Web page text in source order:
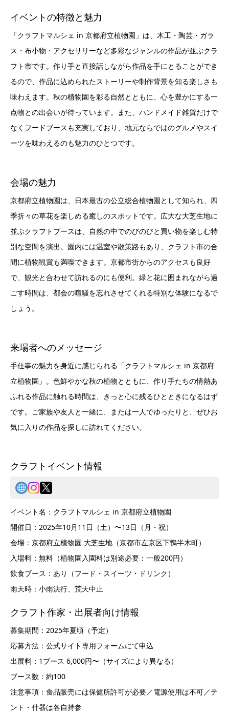
イベントの特徴と魅力
「クラフトマルシェ in 京都府立植物園」は、木工・陶芸・ガラ
ス・布小物・アクセサリーなど多彩なジャンルの作品が並ぶクラ
フト市です。作り手と直接話しながら作品を手にとることができ
るので、作品に込められたストーリーや制作背景を知る楽しさも
味わえます。秋の植物園を彩る自然とともに、心を豊かにする一
点物との出会いが待っています。また、ハンドメイド雑貨だけで
なくフードブースも充実しており、地元ならではのグルメやスイ
ーツを味わえるのも魅力のひとつです。
会場の魅力
京都府立植物園は、日本最古の公立総合植物園として知られ、四
季折々の草花を楽しめる癒しのスポットです。広大な大芝生地に
並ぶクラフトブースは、自然の中でのびのびと買い物を楽しむ特
別な空間を演出。園内には温室や散策路もあり、クラフト市の合
間に植物観賞も満喫できます。京都市街からのアクセスも良好
で、観光と合わせて訪れるのにも便利。緑と花に囲まれながら過
ごす時間は、都会の喧騒を忘れさせてくれる特別な体験になるで
しょう。
来場者へのメッセージ
手仕事の魅力を身近に感じられる「クラフトマルシェ in 京都府
立植物園」。色鮮やかな秋の植物とともに、作り手たちの情熱あ
ふれる作品に触れる時間は、きっと心に残るひとときになるはず
です。ご家族や友人と一緒に、または一人でゆったりと、ぜひお
気に入りの作品を探しに訪れてください。
クラフトイベント情報
イベント名：クラフトマルシェ in 京都府立植物園
開催日：2025年10月11日（土）〜13日（月・祝）
会場：京都府立植物園 大芝生地（京都市左京区下鴨半木町）
入場料：無料（植物園入園料は別途必要：一般200円）
飲食ブース：あり（フード・スイーツ・ドリンク）
雨天時：小雨決行、荒天中止
クラフト作家・出展者向け情報
募集期間：2025年夏頃（予定）
応募方法：公式サイト専用フォームにて申込
出展料：1ブース 6,000円〜（サイズにより異なる）
ブース数：約100
注意事項：食品販売には保健所許可が必要／電源使用は不可／テ
ント・什器は各自持参